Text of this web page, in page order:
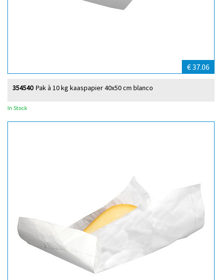
€ 37.06
Pak à 10 kg kaaspapier 40x50 cm blanco
354540
In Stock